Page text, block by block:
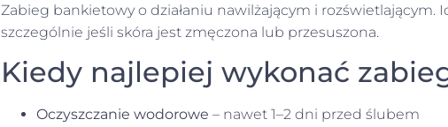
Zabieg bankietowy o działaniu nawilżającym i rozświetlającym.
szczególnie jeśli skóra jest zmęczona lub przesuszona.
Kiedy najlepiej wykonać
Oczyszczanie wodorowe – nawet 1–2 dni przed ślubem